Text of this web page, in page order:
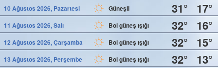
10 Ağustos 2026, Pazartesi Güneşli 31° 17°
11 Ağustos 2026, Salı Bol güneş ışığı 32° 16°
12 Ağustos 2026, Çarşamba Bol güneş ışığı 32° 15°
13 Ağustos 2026, Perşembe Bol güneş ışığı 32° 13°